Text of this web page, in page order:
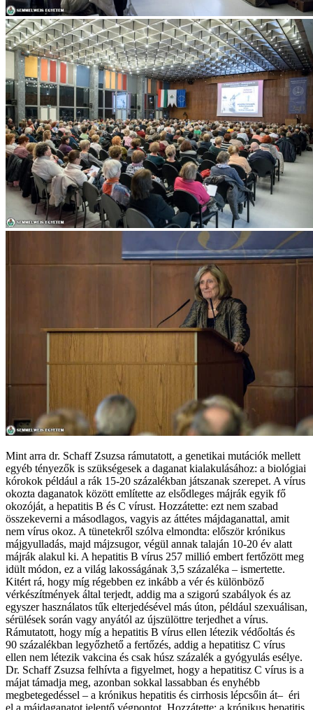
Mint arra dr. Schaff Zsuzsa rámutatott, a genetikai mutációk mellett
egyéb tényezők is szükségesek a daganat kialakulásához: a biológiai
kórokok például a rák 15-20 százalékban játszanak szerepet. A vírus
okozta daganatok között említette az elsődleges májrák egyik fő
okozóját, a hepatitis B és C vírust. Hozzátette: ezt nem szabad
összekeverni a másodlagos, vagyis az áttétes májdaganattal, amit
nem vírus okoz. A tünetekről szólva elmondta: először krónikus
májgyulladás, majd májzsugor, végül annak talaján 10-20 év alatt
májrák alakul ki. A hepatitis B vírus 257 millió embert fertőzött meg
idült módon, ez a világ lakosságának 3,5 százaléka – ismertette.
Kitért rá, hogy míg régebben ez inkább a vér és különböző
vérkészítmények által terjedt, addig ma a szigorú szabályok és az
egyszer használatos tűk elterjedésével más úton, például szexuálisan,
sérülések során vagy anyától az újszülöttre terjedhet a vírus.
Rámutatott, hogy míg a hepatitis B vírus ellen létezik védőoltás és
90 százalékban legyőzhető a fertőzés, addig a hepatitisz C vírus
ellen nem létezik vakcina és csak húsz százalék a gyógyulás esélye.
Dr. Schaff Zsuzsa felhívta a figyelmet, hogy a hepatitisz C vírus is a
májat támadja meg, azonban sokkal lassabban és enyhébb
megbetegedéssel – a krónikus hepatitis és cirrhosis lépcsőin át– éri